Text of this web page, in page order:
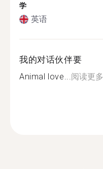
学
英语
我的对话伙伴要
Animal love...阅读更多